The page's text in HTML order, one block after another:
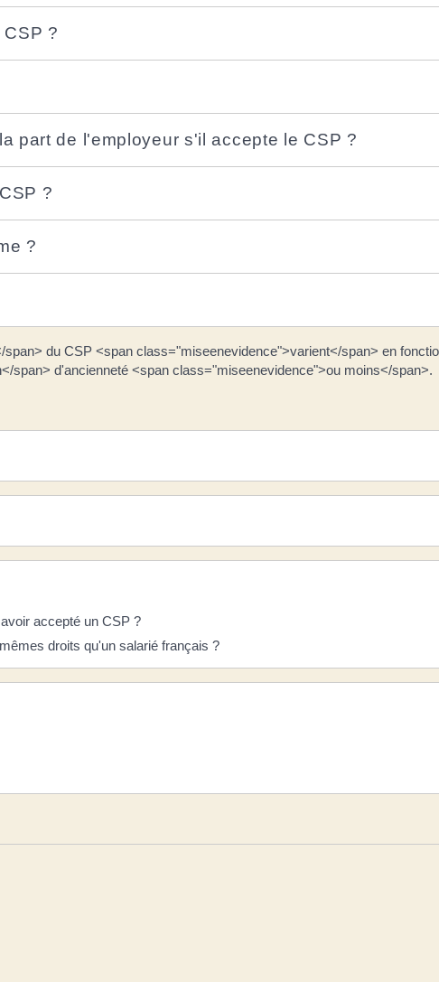
?
part de l'employeur s'il accepte le CSP ?
?
?
du CSP <span class="miseenevidence">varient</span> en
span> d'ancienneté <span class="miseenevidence">ou moins</span>.
accepté un CSP ?
droits qu'un salarié français ?